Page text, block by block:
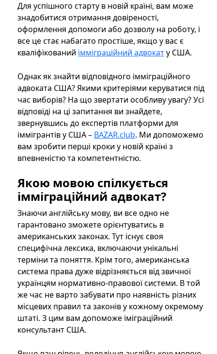
Для успішного старту в новій країні, вам може
знадобитися отримання довіреності,
оформлення допомоги або дозволу на роботу, і
все це стає набагато простіше, якщо у вас є
кваліфікований імміграційний адвокату США.
Однак як знайти відповідного імміграційного
адвоката США? Якими критеріями керуватися під
час виборів? На що звертати особливу увагу? Усі
відповіді на ці запитання ви знайдете,
звернувшись до експертів платформи для
іммігрантів у США – BAZAR.club. Ми допоможемо
вам зробити перші кроки у новій країні з
впевненістю та компетентністю.
Якою мовою спілкується
імміграційний адвокат?
Знаючи англійську мову, ви все одно не
гарантовано зможете орієнтуватись в
американських законах. Тут існує своя
специфічна лексика, включаючи унікальні
терміни та поняття. Крім того, американська
система права дуже відрізняється від звичної
українцям нормативно-правової системи. В той
же час не варто забувати про наявність різних
місцевих правил та законів у кожному окремому
штаті. З цим вам допоможе іміграційний
консультант США.